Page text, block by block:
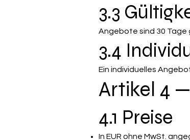
3.3
Angebote sind 30 Tage
3.4
Ein individuelles
Artikel 4
4.1 Preise
In EUR ohne MwSt.